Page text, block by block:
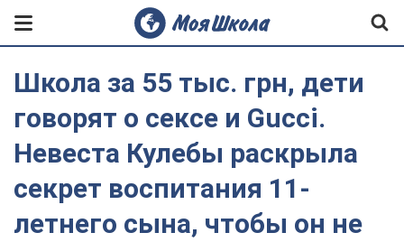
Школа за 55 тыс. грн, дети
говорят о сексе и Gucci.
Невеста Кулебы раскрыла
секрет воспитания 11-
летнего сына, чтобы он не